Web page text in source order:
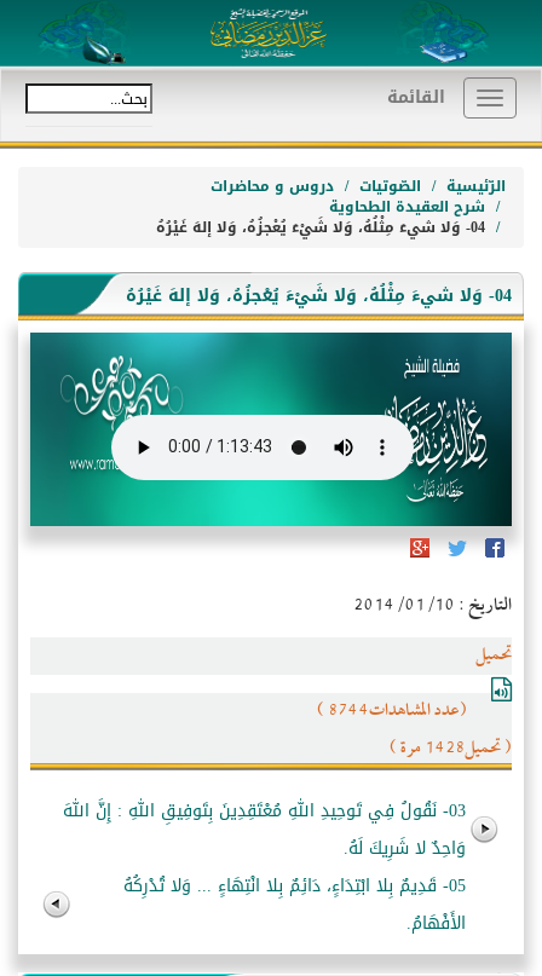
Toggle
navigation
القائمة
الرّئيسية الصّوتيات دروس و محاضرات
شرح العقيدة الطحاوية
04- وَلا شيءَ مِثْلُهُ، وَلا شَيْءَ يُعْجزُهُ، وَلا إلهَ غَيْرُهُ
04- وَلا شيءَ مِثْلُهُ، وَلا شَيْءَ يُعْجزُهُ، وَلا إلهَ غَيْرُهُ
التاريخ : 2014/01/10
تحميل
(عدد المشاهدات8744 )
( تحميل1428 مرة )
03- نَقُولُ فِي تَوحِيدِ اللهِ مُعْتَقِدِينَ بِتَوفِيقِ اللهِ : إِنَّ اللهَ
وَاحِدٌ لا شَرِيكَ لَهُ.
05- قَدِيمٌ بِلا ابْتِدَاءٍ، دَائِمٌ بِلا انْتِهَاءٍ ... وَلا تُدْرِكُهُ
الأَفْهَامُ.